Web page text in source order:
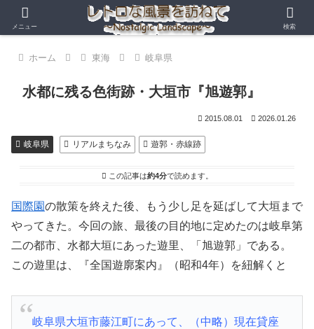
ホーム 東海 岐阜県
水都に残る色街跡・大垣市『旭遊郭』
2015.08.01 2026.01.26
岐阜県 リアルまちなみ 遊郭・赤線跡
この記事は約4分で読めます。
国際園の散策を終えた後、もう少し足を延ばして大垣まで
やってきた。今回の旅、最後の目的地に定めたのは岐阜第
二の都市、水都大垣にあった遊里、「旭遊郭」である。
この遊里は、『全国遊廓案内』（昭和4年）を紐解くと
岐阜県大垣市藤江町にあって、（中略）現在貸座
メニュー 検索